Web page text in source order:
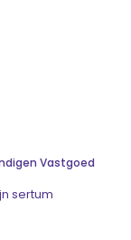
Vastgoed
sertum